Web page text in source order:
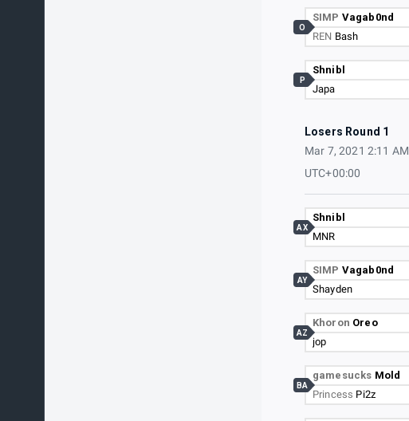
SIMP Vagab0nd
REN Bash
O
Shnibl
Japa
P
Losers Round 1
Mar 7, 2021 2:11 AM
UTC+00:00
Shnibl
MNR
AX
SIMP Vagab0nd
Shayden
AY
Khoron Oreo
jop
AZ
gamesucks Mold
Princess Pi2z
BA